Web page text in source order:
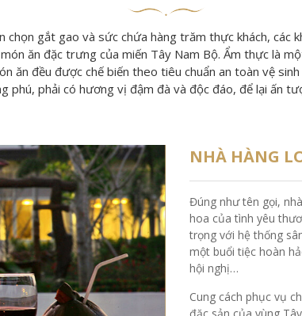
gắt gao và sức chứa hàng trăm thực khách, các
ăn đặc trưng của miến Tây Nam Bộ. Ẩm thực là
ăn đều được chế biến theo tiêu chuẩn an toàn vệ
phú, phải có hương vị đậm đà và độc đáo, để lại ấn
NHÀ HÀNG
Đúng như tên gọi,
hoa của tình yêu
trọng với hệ thống
một buổi tiệc hoàn
hội nghị…
Cung cách phục vụ